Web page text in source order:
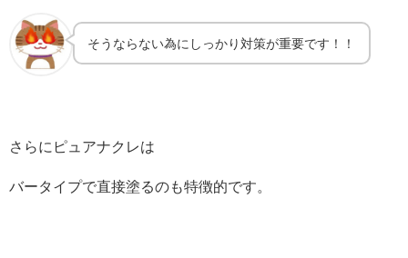
そうならない為にしっかり対策が重要です！！
さらにピュアナクレは
バータイプで直接塗るのも特徴的です。